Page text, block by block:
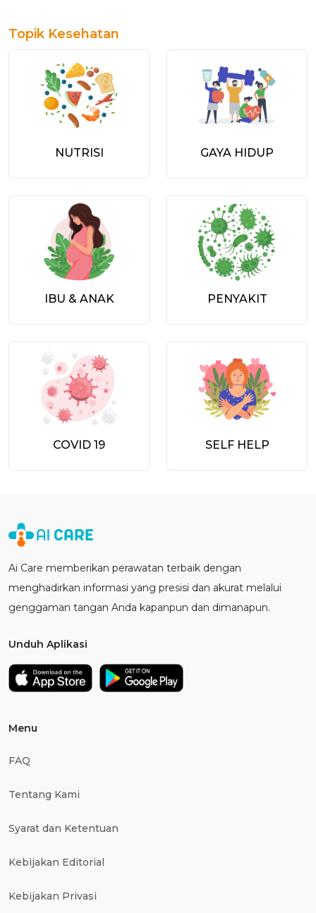
Topik Kesehatan
NUTRISI GAYA HIDUP
IBU & ANAK PENYAKIT
COVID 19 SELF HELP
Ai Care memberikan perawatan terbaik dengan
menghadirkan informasi yang presisi dan akurat melalui
genggaman tangan Anda kapanpun dan dimanapun.
Unduh Aplikasi
Menu
FAQ
Tentang Kami
Syarat dan Ketentuan
Kebijakan Editorial
Kebijakan Privasi